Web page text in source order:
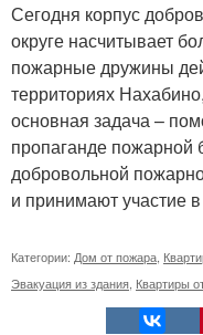
Сегодня корпус
округе насчитывает
пожарные дружины
территориях
основная задача –
пропаганде пожарной
добровольной
и принимают участие
Категории: Дом от пожара
Эвакуация из здания Квартиры